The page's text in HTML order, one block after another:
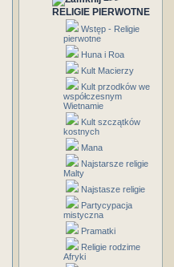
RELIGIE PIERWOTNE
Wstęp - Religie
pierwotne
Huna i Roa
Kult Macierzy
Kult przodków we
współczesnym
Wietnamie
Kult szczątków
kostnych
Mana
Najstarsze religie
Malty
Najstasze religie
Partycypacja
mistyczna
Pramatki
Religie rodzime
Afryki